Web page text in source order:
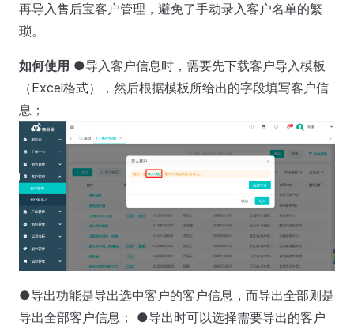
再导入售后宝客户管理，避免了手动录入客户名单的繁
琐。
如何使用 ●导入客户信息时，需要先下载客户导入模板
（Excel格式），然后根据模板所给出的字段填写客户信
息；
●导出功能是导出选中客户的客户信息，而导出全部则是
导出全部客户信息； ●导出时可以选择需要导出的客户